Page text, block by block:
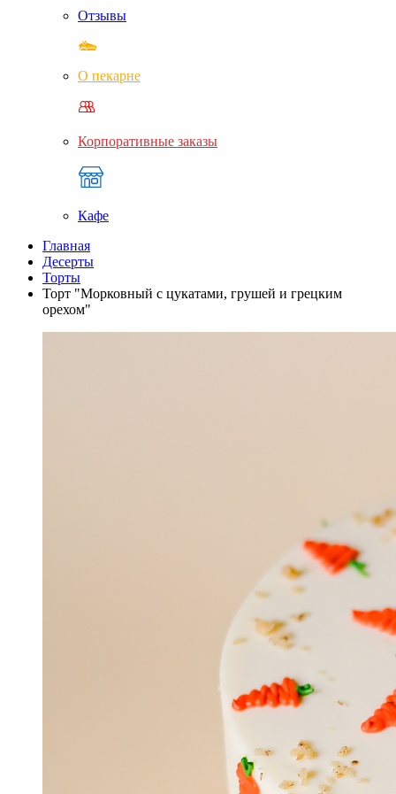
Отзывы
О пекарне
Корпоративные заказы
Кафе
Главная
Десерты
Торты
Торт "Морковный с цукатами, грушей и грецким
орехом"